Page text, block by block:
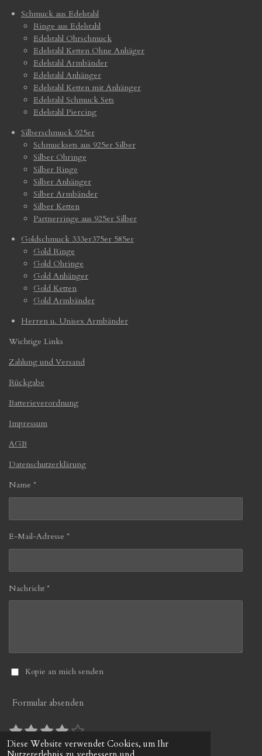
Diese Website verwendet Cookies, um Ihr
Schmuck aus Edelstahl
Ringe aus Edelstahl
Edelstahl Ohrschmuck
Edelstahl Ketten Ohne Anhäger
Edelstahl Armbänder
Edelstahl Anhänger
Edelstahl Ketten mit Anhänger
Edelstahl Schmuck Sets
Edelstahl Piercing
Silberschmuck 925er
Schmucksets aus 925er Silber
Silber Ohringe
Silber Ringe
Silber Anhänger
Silber Armbänder
Silber Ketten
Partnerringe aus 925er Silber
Goldschmuck 333er375er 585er
Gold Ringe
Gold Ohringe
Gold Anhänger
Gold Ketten
Gold Armbänder
Herren u. Unisex Armbänder
Wichtige Links
Zahlung und Versand
Rückgabe
Batterieverordnung
Impressum
AGB
Datenschutzerklärung
Name *
E-Mail-Adresse *
Nachricht *
Kopie an mich senden
Formular absenden
B
e
1
S
2
S
3
S
4
S
5
S
B
e
w
10 Stimmen